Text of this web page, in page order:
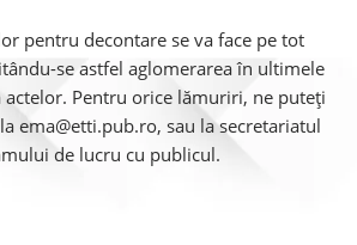
pentru decontare se va face pe tot
se astfel aglomerarea în ultimele
actelor. Pentru orice lămuriri, ne puteți
ema@etti.pub.ro, sau la secretariatul
de lucru cu publicul.